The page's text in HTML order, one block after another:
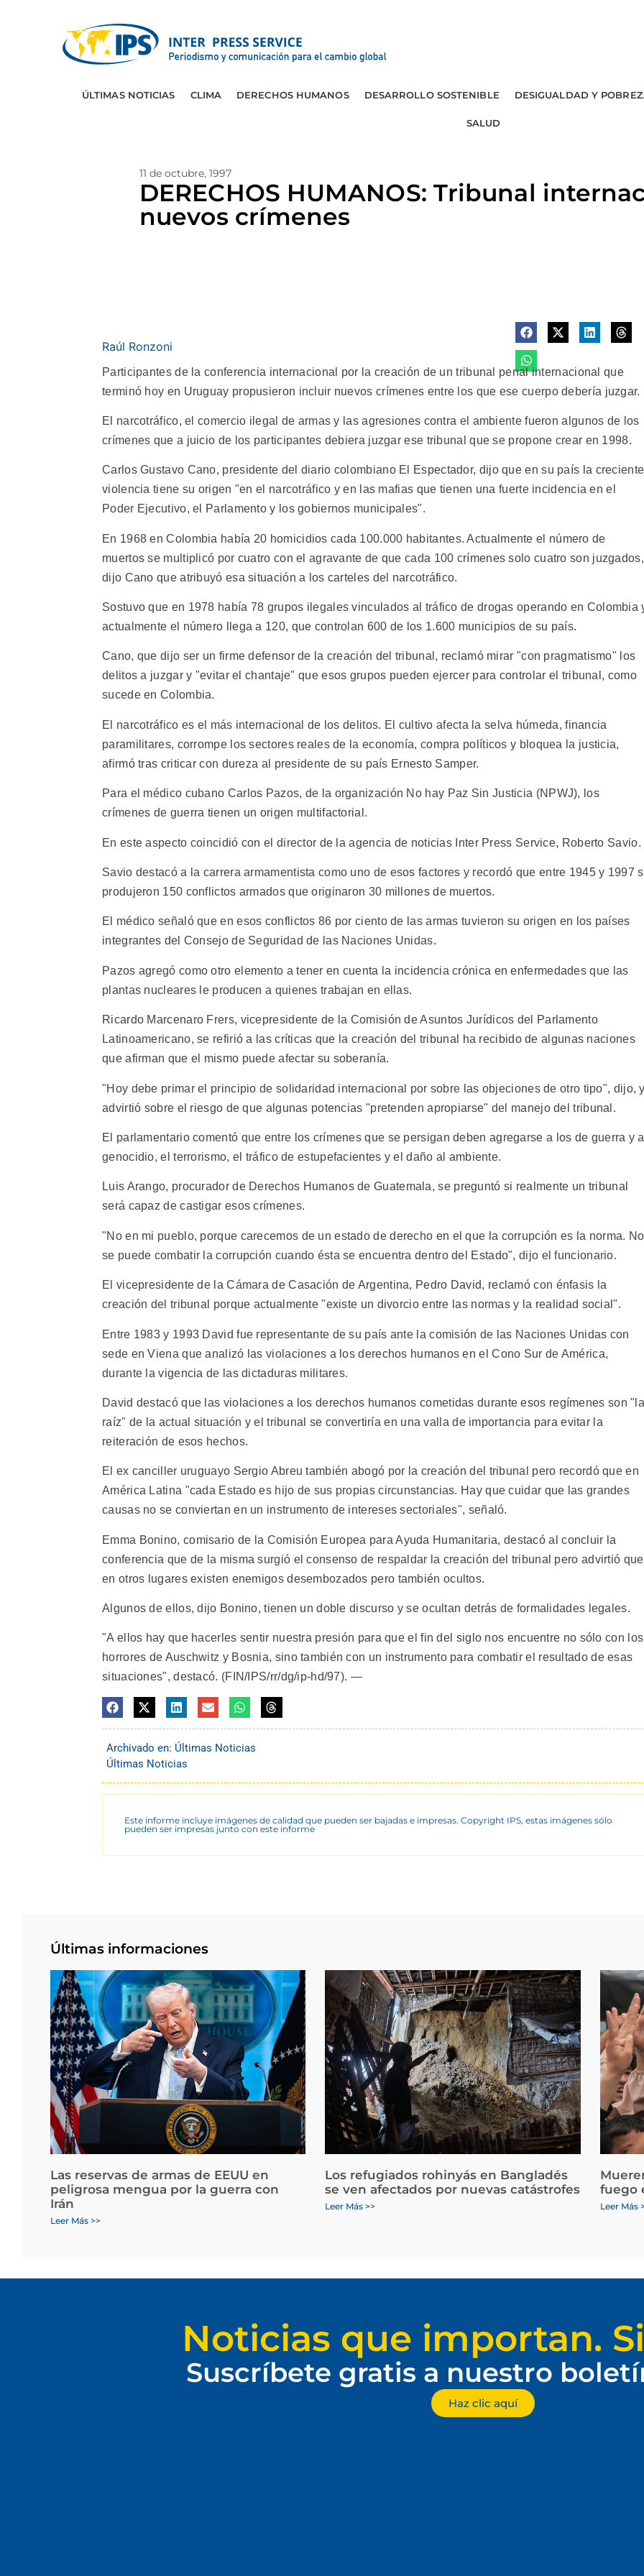
ÚLTIMAS NOTICIAS CLIMA DERECHOS HUMANOS DESARROLLO SOSTENIBLE DESIGUALDAD Y
SALUD
11 de octubre, 1997
DERECHOS HUMANOS: Tribunal
nuevos crímenes
Raúl Ronzoni
Participantes de la conferencia internacional por la creación de un tribunal penal internacional que
terminó hoy en Uruguay propusieron incluir nuevos crímenes entre los que ese cuerpo debería juzgar.
El narcotráfico, el comercio ilegal de armas y las agresiones contra el ambiente fueron algunos de los
crímenes que a juicio de los participantes debiera juzgar ese tribunal que se propone crear en 1998.
Carlos Gustavo Cano, presidente del diario colombiano El Espectador, dijo que en su país la creciente
violencia tiene su origen "en el narcotráfico y en las mafias que tienen una fuerte incidencia en el
Poder Ejecutivo, el Parlamento y los gobiernos municipales".
En 1968 en Colombia había 20 homicidios cada 100.000 habitantes. Actualmente el número de
muertos se multiplicó por cuatro con el agravante de que cada 100 crímenes solo cuatro son juzgados,
dijo Cano que atribuyó esa situación a los carteles del narcotráfico.
Sostuvo que en 1978 había 78 grupos ilegales vinculados al tráfico de drogas operando en Colombia
actualmente el número llega a 120, que controlan 600 de los 1.600 municipios de su país.
Cano, que dijo ser un firme defensor de la creación del tribunal, reclamó mirar "con pragmatismo" los
delitos a juzgar y "evitar el chantaje" que esos grupos pueden ejercer para controlar el tribunal, como
sucede en Colombia.
El narcotráfico es el más internacional de los delitos. El cultivo afecta la selva húmeda, financia
paramilitares, corrompe los sectores reales de la economía, compra políticos y bloquea la justicia,
afirmó tras criticar con dureza al presidente de su país Ernesto Samper.
Para el médico cubano Carlos Pazos, de la organización No hay Paz Sin Justicia (NPWJ), los
crímenes de guerra tienen un origen multifactorial.
En este aspecto coincidió con el director de la agencia de noticias Inter Press Service, Roberto Savio.
Savio destacó a la carrera armamentista como uno de esos factores y recordó que entre 1945 y 1997
produjeron 150 conflictos armados que originaron 30 millones de muertos.
El médico señaló que en esos conflictos 86 por ciento de las armas tuvieron su origen en los países
integrantes del Consejo de Seguridad de las Naciones Unidas.
Pazos agregó como otro elemento a tener en cuenta la incidencia crónica en enfermedades que las
plantas nucleares le producen a quienes trabajan en ellas.
Ricardo Marcenaro Frers, vicepresidente de la Comisión de Asuntos Jurídicos del Parlamento
Latinoamericano, se refirió a las críticas que la creación del tribunal ha recibido de algunas naciones
que afirman que el mismo puede afectar su soberanía.
"Hoy debe primar el principio de solidaridad internacional por sobre las objeciones de otro tipo", dijo,
advirtió sobre el riesgo de que algunas potencias "pretenden apropiarse" del manejo del tribunal.
El parlamentario comentó que entre los crímenes que se persigan deben agregarse a los de guerra y
genocidio, el terrorismo, el tráfico de estupefacientes y el daño al ambiente.
Luis Arango, procurador de Derechos Humanos de Guatemala, se preguntó si realmente un tribunal
será capaz de castigar esos crímenes.
"No en mi pueblo, porque carecemos de un estado de derecho en el que la corrupción es la norma. No
se puede combatir la corrupción cuando ésta se encuentra dentro del Estado", dijo el funcionario.
El vicepresidente de la Cámara de Casación de Argentina, Pedro David, reclamó con énfasis la
creación del tribunal porque actualmente "existe un divorcio entre las normas y la realidad social".
Entre 1983 y 1993 David fue representante de su país ante la comisión de las Naciones Unidas con
sede en Viena que analizó las violaciones a los derechos humanos en el Cono Sur de América,
durante la vigencia de las dictaduras militares.
David destacó que las violaciones a los derechos humanos cometidas durante esos regímenes son
raíz" de la actual situación y el tribunal se convertiría en una valla de importancia para evitar la
reiteración de esos hechos.
El ex canciller uruguayo Sergio Abreu también abogó por la creación del tribunal pero recordó que en
América Latina "cada Estado es hijo de sus propias circunstancias. Hay que cuidar que las grandes
causas no se conviertan en un instrumento de intereses sectoriales", señaló.
Emma Bonino, comisario de la Comisión Europea para Ayuda Humanitaria, destacó al concluir la
conferencia que de la misma surgió el consenso de respaldar la creación del tribunal pero advirtió que
en otros lugares existen enemigos desembozados pero también ocultos.
Algunos de ellos, dijo Bonino, tienen un doble discurso y se ocultan detrás de formalidades legales.
"A ellos hay que hacerles sentir nuestra presión para que el fin del siglo nos encuentre no sólo con los
horrores de Auschwitz y Bosnia, sino también con un instrumento para combatir el resultado de esas
situaciones", destacó. (FIN/IPS/rr/dg/ip-hd/97). —
Archivado en: Últimas Noticias
Últimas Noticias
Este informe incluye imágenes de calidad que pueden ser bajadas e impresas. Copyright IPS, estas imágenes sólo
pueden ser impresas junto con este informe
Últimas informaciones
Las reservas de armas de EEUU en
peligrosa mengua por la guerra con
Irán
Leer Más >>
Los refugiados rohinyás en Bangladés
se ven afectados por nuevas catástrofes
Leer Más >>
fuego
Leer Más
Noticias que importan.
Suscríbete gratis a nuestro
Haz clic aquí